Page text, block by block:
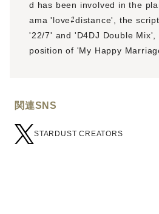
d has been involved in the
ama 'love⇄distance', the
'22/7' and 'D4DJ Double Mix',
position of 'My Happy
関連SNS
STARDUST CREATORS